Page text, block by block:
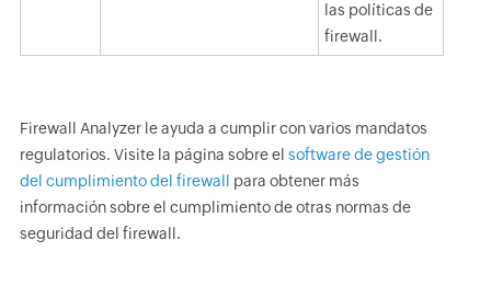
las políticas de
firewall.
Firewall Analyzer le ayuda a cumplir con varios mandatos
regulatorios. Visite la página sobre el software de gestión
del cumplimiento del firewall para obtener más
información sobre el cumplimiento de otras normas de
seguridad del firewall.